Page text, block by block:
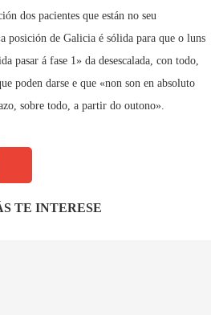
dos pacientes que están no seu
posición de Galicia é sólida para que o luns
pasar á fase 1» da desescalada, con todo,
poden darse e que «non son en absoluto
sobre todo, a partir do outono».
TE INTERESE